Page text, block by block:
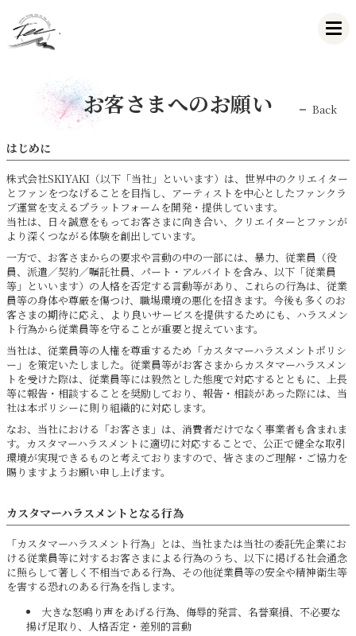
お客さまへのお願い Back
はじめに
株式会社SKIYAKI（以下「当社」といいます）は、世界中のクリエイター
とファンをつなげることを目指し、アーティストを中心としたファンクラ
ブ運営を支えるプラットフォームを開発・提供しています。
当社は、日々誠意をもってお客さまに向き合い、クリエイターとファンが
より深くつながる体験を創出しています。
一方で、お客さまからの要求や言動の中の一部には、暴力、従業員（役
員、派遣／契約／嘱託社員、パート・アルバイトを含み、以下「従業員
等」といいます）の人格を否定する言動等があり、これらの行為は、従業
員等の身体や尊厳を傷つけ、職場環境の悪化を招きます。今後も多くのお
客さまの期待に応え、より良いサービスを提供するためにも、ハラスメン
ト行為から従業員等を守ることが重要と捉えています。
当社は、従業員等の人権を尊重するため「カスタマーハラスメントポリシ
ー」を策定いたしました。従業員等がお客さまからカスタマーハラスメン
トを受けた際は、従業員等には毅然とした態度で対応するとともに、上長
等に報告・相談することを奨励しており、報告・相談があった際には、当
社は本ポリシーに則り組織的に対応します。
なお、当社における「お客さま」は、消費者だけでなく事業者も含まれま
す。カスタマーハラスメントに適切に対応することで、公正で健全な取引
環境が実現できるものと考えておりますので、皆さまのご理解・ご協力を
賜りますようお願い申し上げます。
カスタマーハラスメントとなる行為
「カスタマーハラスメント行為」とは、当社または当社の委託先企業にお
ける従業員等に対するお客さまによる行為のうち、以下に掲げる社会通念
に照らして著しく不相当である行為、その他従業員等の安全や精神衛生等
を害する恐れのある行為を指します。
大きな怒鳴り声をあげる行為、侮辱的発言、名誉棄損、不必要な
揚げ足取り、人格否定・差別的言動